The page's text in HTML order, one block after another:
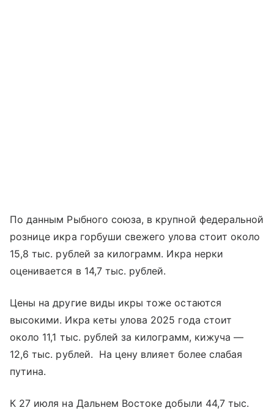
По данным Рыбного союза, в крупной федеральной
рознице икра горбуши свежего улова стоит около
15,8 тыс. рублей за килограмм. Икра нерки
оценивается в 14,7 тыс. рублей.
Цены на другие виды икры тоже остаются
высокими. Икра кеты улова 2025 года стоит
около 11,1 тыс. рублей за килограмм, кижуча —
12,6 тыс. рублей. На цену влияет более слабая
путина.
К 27 июля на Дальнем Востоке добыли 44,7 тыс.